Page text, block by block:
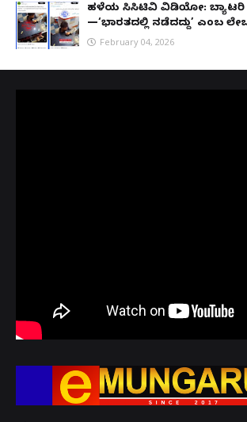
ಹಳೆಯ ಸಿಸಿಟಿವಿ ವಿಡಿಯೋ: ಬ್ಯಾಟರಿ
—‘ಭಾರತದಲ್ಲಿ ನಡೆದದ್ದು’ ಎಂಬ
February 04, 2026